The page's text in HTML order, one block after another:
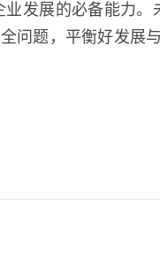
发展的必备能力。
问题，平衡好发展